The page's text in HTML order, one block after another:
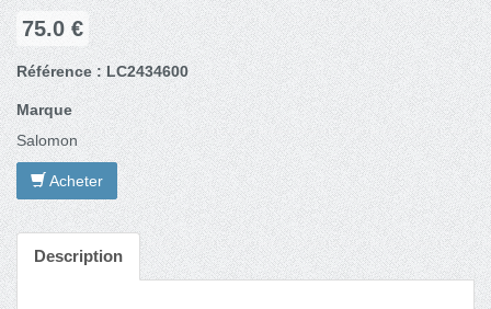
75.0 €
Référence : LC2434600
Marque
Salomon
Acheter
Description